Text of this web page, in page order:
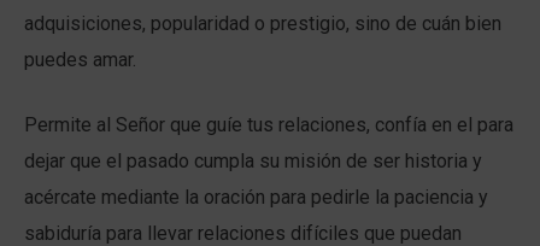
adquisiciones, popularidad o prestigio, sino de cuán bien
puedes amar.
Permite al Señor que guíe tus relaciones, confía en el para
dejar que el pasado cumpla su misión de ser historia y
acércate mediante la oración para pedirle la paciencia y
sabiduría para llevar relaciones difíciles que puedan